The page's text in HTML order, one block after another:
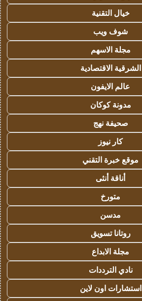
خيال التقنية
شوف ويب
مجلة الاسهم
الشرقية الاقتصادية
عالم الايفون
مدونة كوكان
صحيفة نهج
كار نيوز
موقع خبرة التقني
أناقة أنثى
متورخ
مدسن
روتانا تسويق
مجلة الابداع
نادي الترددات
استشارات اون لاين